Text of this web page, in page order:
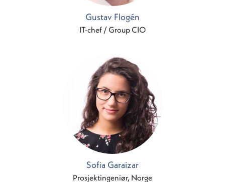
Gustav Flogén
IT-chef / Group CIO
Sofia Garaizar
Prosjektingeniør, Norge